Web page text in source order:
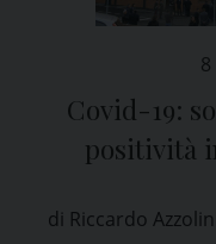
Covid-19:
positività
di Riccardo Azzolini